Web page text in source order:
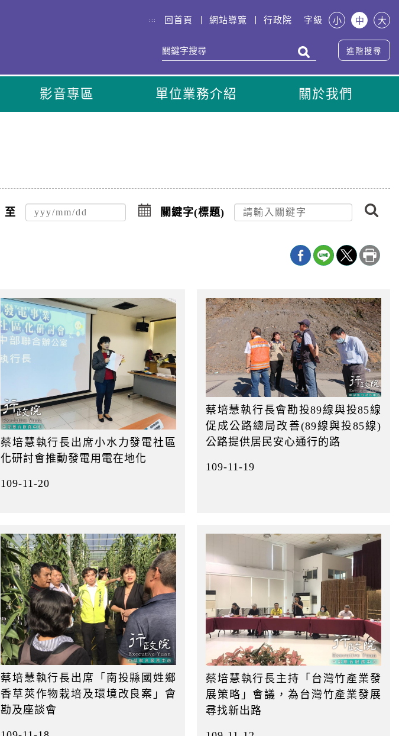
::: 回首頁 網站導覽 行政院 字級 小 中 大
進階搜尋
影音專區 單位業務介紹 關於我們
至
點
擊
選
關鍵字(標題)
搜
尋
蔡培慧執行長出席小水力發電社區
化研討會推動發電用電在地化
109-11-20
蔡培慧執行長會勘投89線與投85線
促成公路總局改善(89線與投85線)
公路提供居民安心通行的路
109-11-19
蔡培慧執行長出席「南投縣國姓鄉
香草莢作物栽培及環境改良案」會
勘及座談會
蔡培慧執行長主持「台灣竹產業發
展策略」會議，為台灣竹產業發展
尋找新出路